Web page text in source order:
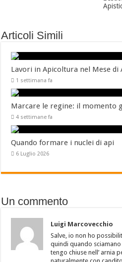
Articoli Simili
Lavori in Apicoltura nel Mese di
1 settimana fa
Marcare le regine: il momento
4 settimane fa
Quando formare i nuclei di api
6 Luglio 2026
Un commento
Luigi Marcovecchio
Salve, io non ho
quindi quando
tengo chiuse nell’ arnia